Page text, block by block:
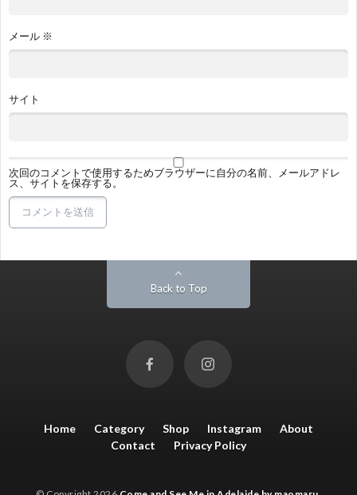
メール ※
サイト
次回のコメントで使用するためブラウザーに自分の名前、メールアドレ
ス、サイトを保存する。
Back to Top
Home Category Shop Instagram
About
Contact
Privacy Policy